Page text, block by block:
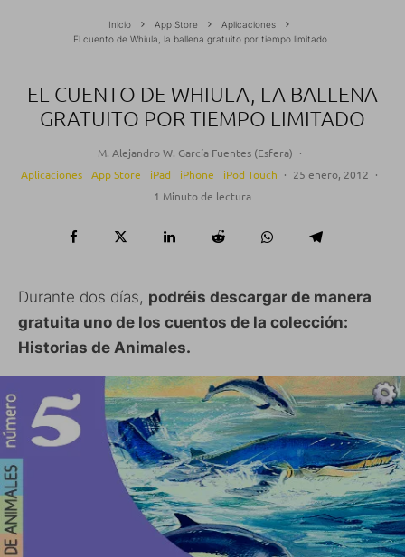
Inicio App Store
Aplicaciones
El cuento de Whiula, la ballena gratuito por tiempo limitado
EL CUENTO DE WHIULA, LA BALLENA
GRATUITO POR TIEMPO LIMITADO
M. Alejandro W. García Fuentes (Esfera) ·
Aplicaciones
App Store iPad iPhone iPod Touch · 25 enero, 2012 ·
1 Minuto de lectura
Durante dos días, podréis descargar de manera
gratuita uno de los cuentos de la colección:
Historias de Animales.